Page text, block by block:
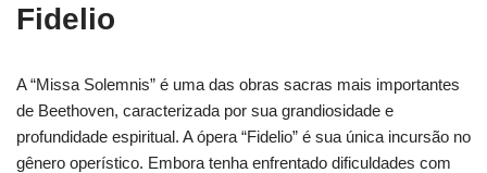
Fidelio
A “Missa Solemnis” é uma das obras sacras mais importantes
de Beethoven, caracterizada por sua grandiosidade e
profundidade espiritual. A ópera “Fidelio” é sua única incursão no
gênero operístico. Embora tenha enfrentado dificuldades com